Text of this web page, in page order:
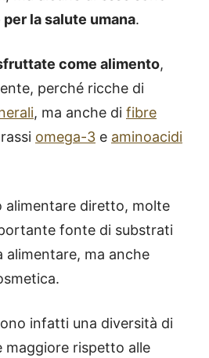
la salute umana.
come alimento,
perché ricche di
, ma anche di fibre
omega-3 e aminoacidi
alimentare diretto, molte
fonte di substrati
alimentare, ma anche
infatti una diversità di
maggiore rispetto alle